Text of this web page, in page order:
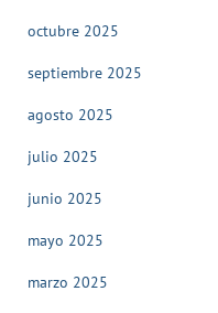
octubre 2025
septiembre 2025
agosto 2025
julio 2025
junio 2025
mayo 2025
marzo 2025